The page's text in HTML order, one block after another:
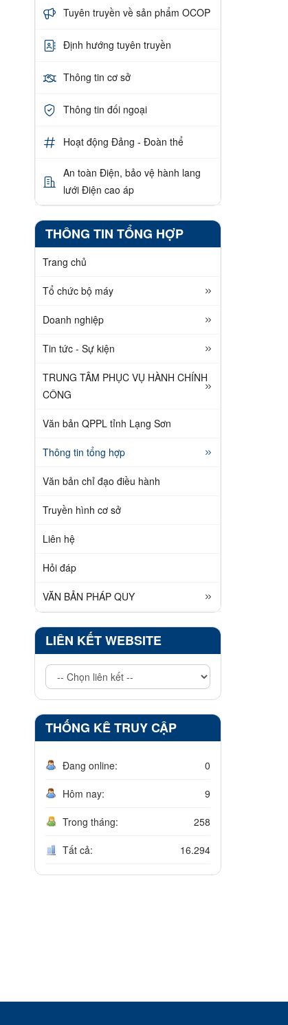
Tuyên truyền về sản phẩm OCOP
Định hướng tuyên truyền
Thông tin cơ sở
Thông tin đối ngoại
Hoạt động Đảng - Đoàn thể
An toàn Điện, bảo vệ hành lang
lưới Điện cao áp
THÔNG TIN TỔNG HỢP
Trang chủ
Tổ chức bộ máy
Doanh nghiệp
Tin tức - Sự kiện
TRUNG TÂM PHỤC VỤ HÀNH CHÍNH
CÔNG
Văn bản QPPL tỉnh Lạng Sơn
Thông tin tổng hợp
Văn bản chỉ đạo điều hành
Truyền hình cơ sở
Liên hệ
Hỏi đáp
VĂN BẢN PHÁP QUY
LIÊN KẾT WEBSITE
THỐNG KÊ TRUY CẬP
Đang online: 0
Hôm nay: 9
Trong tháng: 258
Tất cả: 16.294